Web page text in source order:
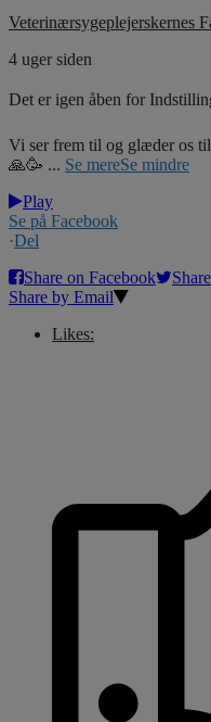
Veterinærsygeplejerskernes
4 uger siden
Det er igen åben for
Vi ser frem til og glæder os
🙏🥳 ... Se mereSe mindre
Play
Se på Facebook
·Del
Share on Facebook
Share by Email
Likes: